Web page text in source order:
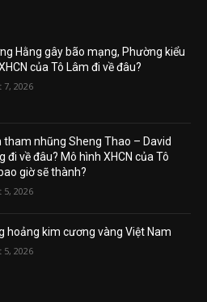
Hằng gây bão mạng, Phường kiểu
của Tô Lâm đi về đâu?
7, 2026
tham nhũng Sheng Thao – David
đi về đâu? Mô hình XHCN của Tô
giờ sẽ thành?
5, 2026
hoảng kim cương vàng Việt Nam
5, 2026